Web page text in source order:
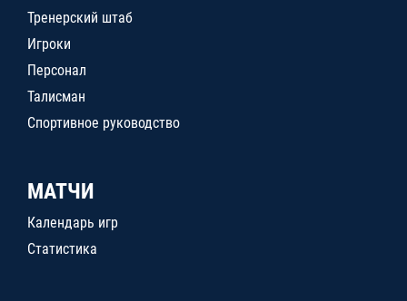
Тренерский штаб
Игроки
Персонал
Талисман
Спортивное руководство
МАТЧИ
Календарь игр
Статистика